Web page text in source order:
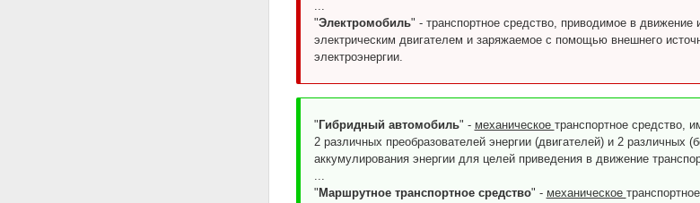
...
"Электромобиль" - транспортное средство, приводимое в движение
электрическим двигателем и заряжаемое с помощью внешнего
электроэнергии.
" Гибридный автомобиль" - механическое транспортное средство,
2 различных преобразователей энергии (двигателей) и 2 различных
аккумулирования энергии для целей приведения в движение
...
" Маршрутное транспортное средство" - механическое